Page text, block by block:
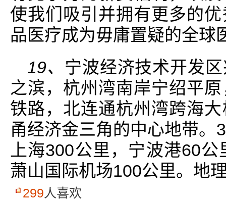
使我们吸引并拥有更多的
品医疗成为毋庸置疑的全球
19、 宁波经济技术开发
之滨，杭州湾南岸宁绍平
铁路，北连通杭州湾跨海
甬经济金三角的中心地带。
上海300公里，宁波港60
萧山国际机场100公里。地
299人喜欢